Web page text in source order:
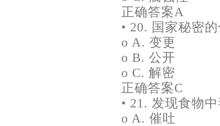
正确答案A
• 20. 国家秘密
o A. 变更
o B. 公开
o C. 解密
正确答案C
• 21. 发现食物
o A. 催吐